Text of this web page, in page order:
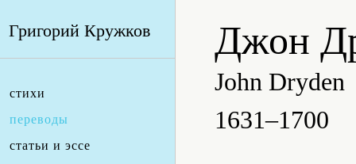
Григорий Кружков
стихи
переводы
статьи и эссе
Джон
John Dryden
1631–1700